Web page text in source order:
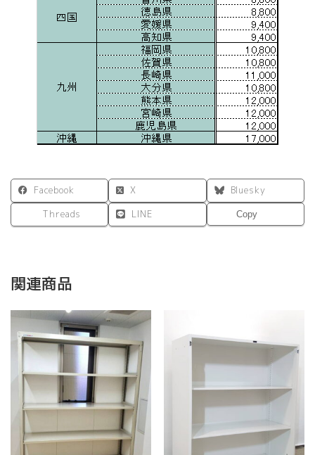
Facebook X
Bluesky
Threads
LINE Copy
関連商品